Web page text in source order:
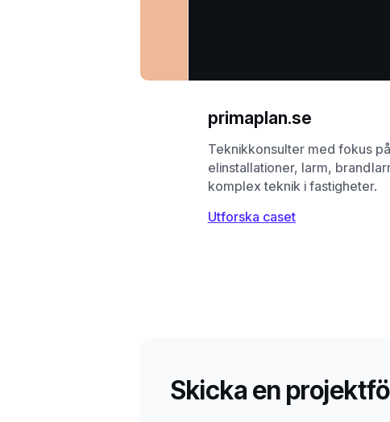
primaplan.se
Teknikkonsulter med fokus på
elinstallationer, larm,
komplex teknik i fastigheter.
Utforska caset
Skicka en